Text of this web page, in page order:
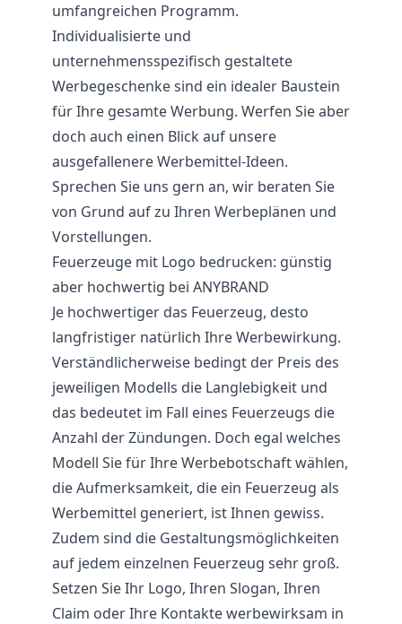
umfangreichen Programm.
Individualisierte und
unternehmensspezifisch gestaltete
Werbegeschenke sind ein idealer Baustein
für Ihre gesamte Werbung. Werfen Sie aber
doch auch einen Blick auf unsere
ausgefallenere Werbemittel-Ideen.
Sprechen Sie uns gern an, wir beraten Sie
von Grund auf zu Ihren Werbeplänen und
Vorstellungen.
Feuerzeuge mit Logo bedrucken: günstig
aber hochwertig bei ANYBRAND
Je hochwertiger das Feuerzeug, desto
langfristiger natürlich Ihre Werbewirkung.
Verständlicherweise bedingt der Preis des
jeweiligen Modells die Langlebigkeit und
das bedeutet im Fall eines Feuerzeugs die
Anzahl der Zündungen. Doch egal welches
Modell Sie für Ihre Werbebotschaft wählen,
die Aufmerksamkeit, die ein Feuerzeug als
Werbemittel generiert, ist Ihnen gewiss.
Zudem sind die Gestaltungsmöglichkeiten
auf jedem einzelnen Feuerzeug sehr groß.
Setzen Sie Ihr Logo, Ihren Slogan, Ihren
Claim oder Ihre Kontakte werbewirksam in